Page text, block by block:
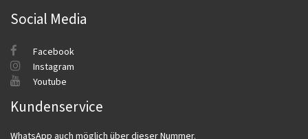
Social Media
Facebook
Instagram
Youtube
Kundenservice
WhatsApp auch möglich über dieser Nummer.